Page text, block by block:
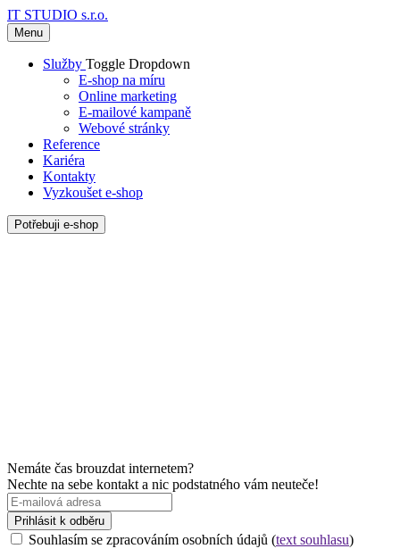
IT STUDIO s.r.o.
Menu
Služby Toggle Dropdown
E-shop na míru
Online marketing
E-mailové kampaně
Webové stránky
Reference
Kariéra
Kontakty
Vyzkoušet e-shop
Potřebuji e-shop
Nemáte čas brouzdat internetem?
Nechte na sebe kontakt a nic podstatného vám neuteče!
Prihlásit k odběru
Souhlasím se zpracováním osobních údajů (text souhlasu)